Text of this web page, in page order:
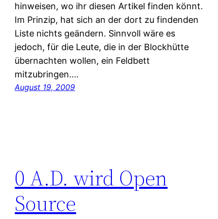
hinweisen, wo ihr diesen Artikel finden könnt.
Im Prinzip, hat sich an der dort zu findenden
Liste nichts geändern. Sinnvoll wäre es
jedoch, für die Leute, die in der Blockhütte
übernachten wollen, ein Feldbett
mitzubringen.…
August 19, 2009
0 A.D. wird Open
Source